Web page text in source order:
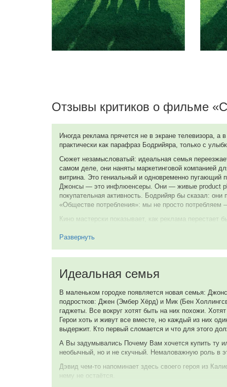
Бен Холлингсворт
Гэри Коул
Лорен Хаттон
KC
Крис Уильямс
Billy
Роберт Пралго
Alex Bayner (в титрах: Rob Pralgo)
Melanie Bayner
Bob Jones
Л. Уоррен Янг
Detective Gardner
Tim Madsen
Норма Зиа Калинг
Отзывы критиков о фильме
Иногда реклама прячется не в экране телевизора,
практически как парафраз Бодрийяра, только с
Сюжет незамысловатый: идеальная семья
самом деле, они наняты маркетинговой компанией
витрина. Это гениальный и одновременно пугающий
Джонсы — это инфлюенсеры. Они — живые product
покупательная активность. Бодрийяр бы сказал:
«Обществе потребления»: мы не просто потребляем
Кино мастерски показывает, как реклама
реальность рядом начинает искажаться. Даже они
Вот тут и встаёт вопрос: а несём ли мы, как
думать перед тем, как совершать глупости». Но
прекрасна наша презентация или крут маркетинг-
бренда, но и минимальная забота о той аудитории,
Представим немного переиначенную ситуацию:
то в рамках возможностей — но с той же харизмой
районах, где у людей доход позволил бы
до белого каления..
Развернуть
Идеальная семья
В маленьком городке появляется новая семья:
подростков: Джен (Эмбер Хёрд) и Мик (Бен
гаджеты. Все вокруг хотят быть на них похожи.
Герои хоть и живут все вместе, но каждый из них
выдержит. Кто первый сломается и что для этого
А Вы задумывались Почему Вам хочется купить ту
необычный, но и не скучный. Немаловажную роль в
Дэвид чем-то напоминает здесь своего героя из
нему не остаётся.